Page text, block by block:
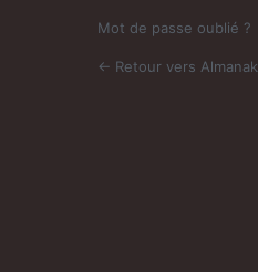
Mot de passe oublié ?
← Retour vers Almanak